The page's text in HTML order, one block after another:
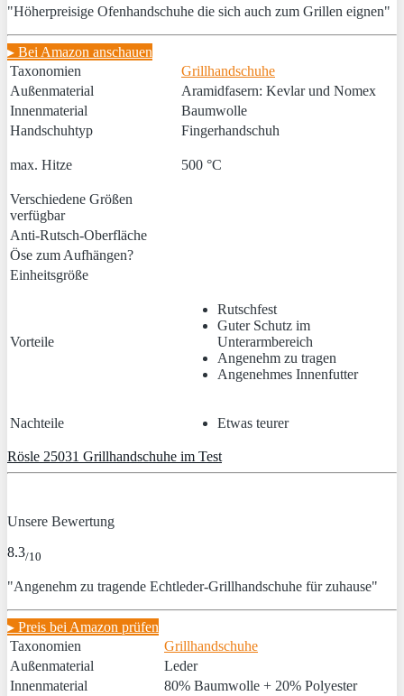
"Höherpreisige Ofenhandschuhe die sich auch zum Grillen eignen"
▸ Bei Amazon anschauen
Taxonomien
Grillhandschuhe
Außenmaterial
Aramidfasern: Kevlar und Nomex
Innenmaterial
Baumwolle
Handschuhtyp
Fingerhandschuh
max. Hitze 500 °C
Verschiedene Größen
verfügbar
Anti-Rutsch-Oberfläche
Öse zum Aufhängen?
Einheitsgröße
Vorteile
Rutschfest
Guter Schutz im
Unterarmbereich
Angenehm zu tragen
Angenehmes Innenfutter
Nachteile Etwas teurer
Rösle 25031 Grillhandschuhe im Test
Unsere Bewertung
8.3/10
"Angenehm zu tragende Echtleder-Grillhandschuhe für zuhause"
▸ Preis bei Amazon prüfen
Taxonomien
Grillhandschuhe
Außenmaterial
Leder
Innenmaterial
80% Baumwolle + 20% Polyester